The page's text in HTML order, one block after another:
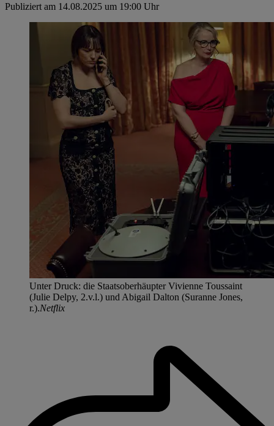
Publiziert am 14.08.2025 um 19:00 Uhr
Unter Druck: die Staatsoberhäupter Vivienne Toussaint
(Julie Delpy, 2.v.l.) und Abigail Dalton (Suranne Jones,
r.).Netflix